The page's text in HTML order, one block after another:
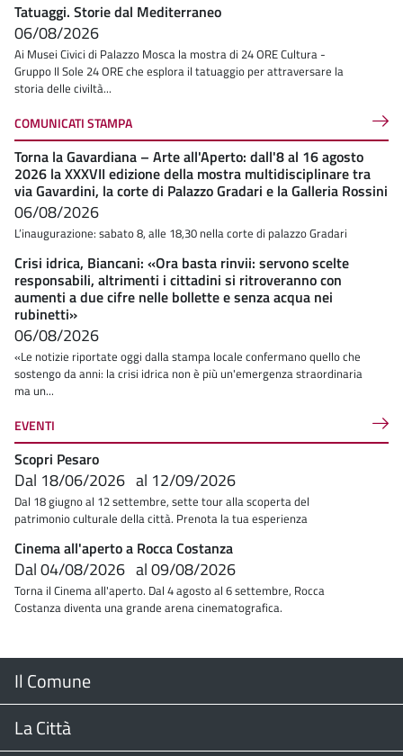
Tatuaggi. Storie dal Mediterraneo
06/08/2026
Ai Musei Civici di Palazzo Mosca la mostra di 24 ORE Cultura -
Gruppo Il Sole 24 ORE che esplora il tatuaggio per attraversare la
storia delle civiltà...
COMUNICATI STAMPA
Torna la Gavardiana – Arte all'Aperto: dall'8 al 16 agosto
2026 la XXXVII edizione della mostra multidisciplinare tra
via Gavardini, la corte di Palazzo Gradari e la Galleria Rossini
06/08/2026
L’inaugurazione: sabato 8, alle 18,30 nella corte di palazzo Gradari
Crisi idrica, Biancani: «Ora basta rinvii: servono scelte
responsabili, altrimenti i cittadini si ritroveranno con
aumenti a due cifre nelle bollette e senza acqua nei
rubinetti»
06/08/2026
«Le notizie riportate oggi dalla stampa locale confermano quello che
sostengo da anni: la crisi idrica non è più un'emergenza straordinaria
ma un...
EVENTI
Scopri Pesaro
Dal 18/06/2026 al 12/09/2026
Dal 18 giugno al 12 settembre, sette tour alla scoperta del
patrimonio culturale della città. Prenota la tua esperienza
Cinema all'aperto a Rocca Costanza
Dal04/08/2026 al09/08/2026
Torna il Cinema all'aperto. Dal 4 agosto al 6 settembre, Rocca
Costanza diventa una grande arena cinematografica.
Menu
Footer
Il Comune
Il Sindaco
La Città